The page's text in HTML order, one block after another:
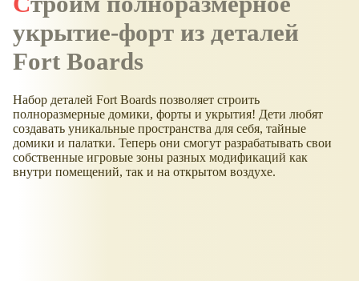
укрытие-форт из деталей
Fort Boards
Набор деталей Fort Boards позволяет строить
полноразмерные домики, форты и укрытия! Дети любят
создавать уникальные пространства для себя, тайные
домики и палатки. Теперь они смогут разрабатывать свои
собственные игровые зоны разных модификаций как
внутри помещений, так и на открытом воздухе.